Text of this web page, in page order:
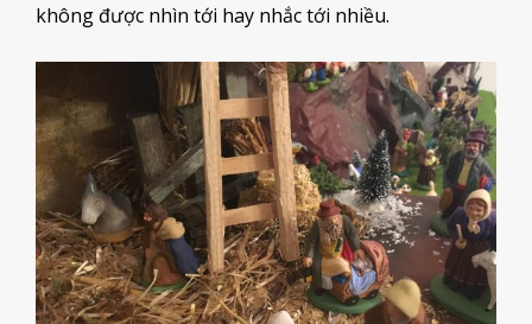
không được nhìn tới hay nhắc tới nhiều.